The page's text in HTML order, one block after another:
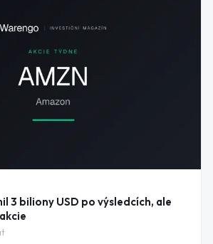
3 biliony USD po výsledcích, ale